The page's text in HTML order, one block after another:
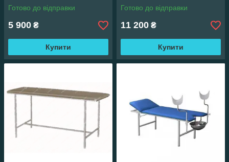
Готово до відправки
5 900 ₴
Купити
Готово до відправки
11 200 ₴
Купити